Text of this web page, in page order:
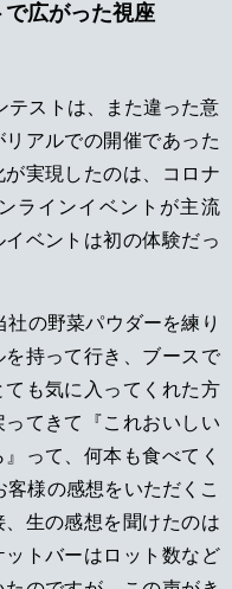
広がった視座
テストは、また違った意
アルでの開催であった
実現したのは、コロナ
ラインイベントが主流
ベントは初の体験だっ
社の野菜パウダーを練り
持って行き、ブースで
も気に入ってくれた方
てきて『これおいしい
って、何本も食べてく
様の感想をいただくこ
生の感想を聞けたのは
トバーはロット数など